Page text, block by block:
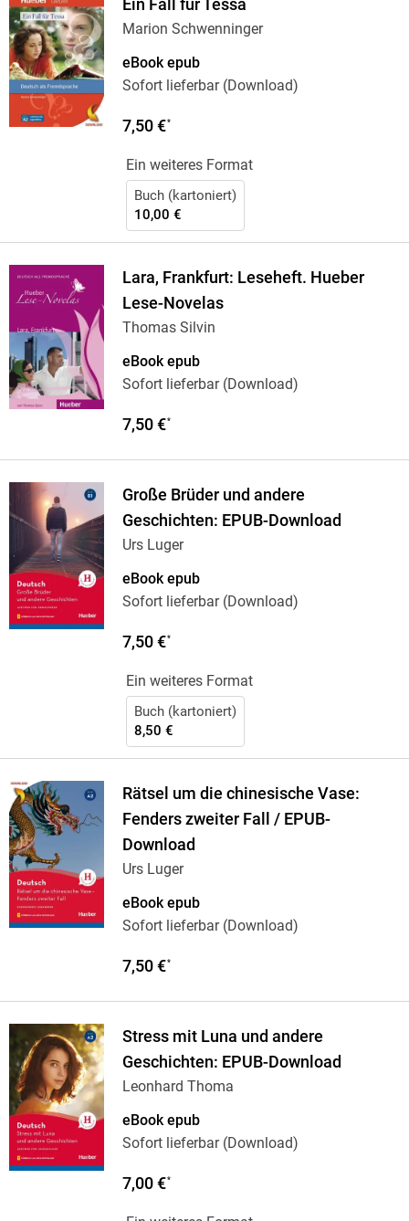
Ein Fall für Tessa
Marion Schwenninger
eBook epub
Sofort lieferbar (Download)
7,50 €*
Ein weiteres Format
Buch (kartoniert)
10,00 €
Lara, Frankfurt: Leseheft. Hueber
Lese-Novelas
Thomas Silvin
eBook epub
Sofort lieferbar (Download)
7,50 €*
Große Brüder und andere
Geschichten: EPUB-Download
Urs Luger
eBook epub
Sofort lieferbar (Download)
7,50 €*
Ein weiteres Format
Buch (kartoniert)
8,50 €
Rätsel um die chinesische Vase:
Fenders zweiter Fall / EPUB-
Download
Urs Luger
eBook epub
Sofort lieferbar (Download)
7,50 €*
Stress mit Luna und andere
Geschichten: EPUB-Download
Leonhard Thoma
eBook epub
Sofort lieferbar (Download)
7,00 €*